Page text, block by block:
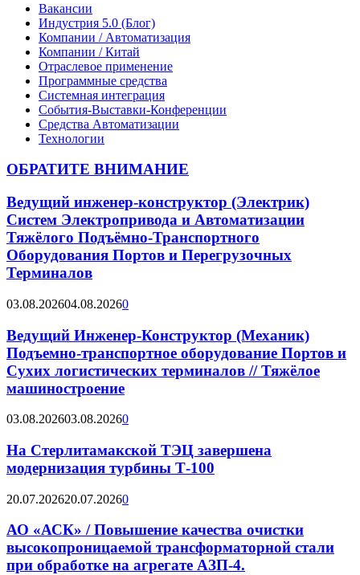
Вакансии
Индустрия 5.0 (Блог)
Компании / Автоматизация
Компании / Китай
Отраслевое применение
Программные средства
Системная интеграция
События-Выставки-Конференции
Средства Автоматизации
Технологии
ОБРАТИТЕ ВНИМАНИЕ
Ведущий инженер-конструктор (Электрик)
Систем Электропривода и Автоматизации
Тяжёлого Подъёмно-Транспортного
Оборудования Портов и Перегрузочных
Терминалов
03.08.202604.08.20260
Ведущий Инженер-Конструктор (Механик)
Подъемно-транспортное оборудование Портов и
Сухих логистических терминалов // Тяжёлое
машиностроение
03.08.202603.08.20260
На Стерлитамакской ТЭЦ завершена
модернизация турбины Т-100
20.07.202620.07.20260
АО «АСК» / Повышение качества очистки
высокопроницаемой трансформаторной стали
при обработке на агрегате АЗП-4.